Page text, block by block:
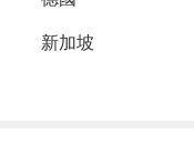
新加坡